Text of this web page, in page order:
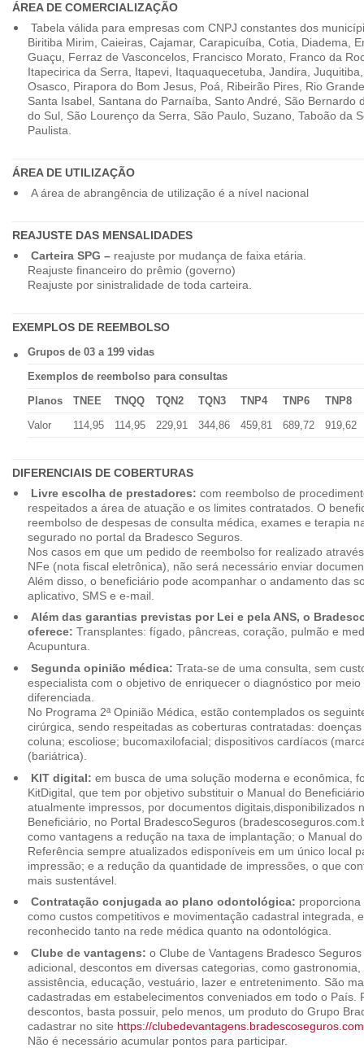
ÁREA DE COMERCIALIZAÇÃO
Tabela válida para empresas com CNPJ constantes dos
Biritiba Mirim, Caieiras, Cajamar, Carapicuíba, Cotia, Diadema,
Guaçu, Ferraz de Vasconcelos, Francisco Morato, Franco da
Itapecirica da Serra, Itapevi, Itaquaquecetuba, Jandira,
Osasco, Pirapora do Bom Jesus, Poá, Ribeirão Pires, Rio
Santa Isabel, Santana do Parnaíba, Santo André, São Bernardo
do Sul, São Lourenço da Serra, São Paulo, Suzano, Taboão da
Paulista.
ÁREA DE UTILIZAÇÃO
A área de abrangência de utilização é a nível nacional
REAJUSTE DAS MENSALIDADES
Carteira SPG –reajuste por mudança de faixa etária.
Reajuste financeiro do prêmio (governo)
Reajuste por sinistralidade de toda carteira.
EXEMPLOS DE REEMBOLSO
Grupos de 03 a 199 vidas
Exemplos de reembolso para consultas
Planos
TNEE TNQQ TQN2 TQN3 TNP4 TNP6
TNP8
Valor
114,95 114,95 229,91 344,86 459,81 689,72 919,62
DIFERENCIAIS DE COBERTURAS
Livre escolha de prestadores: com reembolso de
respeitados a área de atuação e os limites contratados. O
reembolso de despesas de consulta médica, exames e terapia
segurado no portal da Bradesco Seguros.
Nos casos em que um pedido de reembolso for realizado
NFe (nota fiscal eletrônica), não será necessário enviar
Além disso, o beneficiário pode acompanhar o andamento das
aplicativo, SMS e e-mail.
Além das garantias previstas por Lei e pela ANS, o
oferece: Transplantes: fígado, pâncreas, coração, pulmão e
Acupuntura.
Segunda opinião médica: Trata-se de uma consulta, sem
especialista com o objetivo de enriquecer o diagnóstico por
diferenciada.
No Programa 2ª Opinião Médica, estão contemplados os
cirúrgica, sendo respeitadas as coberturas contratadas:
coluna; escoliose; bucomaxilofacial; dispositivos cardíacos
(bariátrica).
KIT digital: em busca de uma solução moderna e econômica,
KitDigital, que tem por objetivo substituir o Manual do
atualmente impressos, por documentos digitais,disponibilizados
Beneficiário, no Portal BradescoSeguros
como vantagens a redução na taxa de implantação; o Manual
Referência sempre atualizados edisponíveis em um único local
impressão; e a redução da quantidade de impressões, o que
mais sustentável.
Contratação conjugada ao plano odontológica:
como custos competitivos e movimentação cadastral integrada,
reconhecido tanto na rede médica quanto na odontológica.
Clube de vantagens: o Clube de Vantagens Bradesco
adicional, descontos em diversas categorias, como
assistência, educação, vestuário, lazer e entretenimento. São
cadastradas em estabelecimentos conveniados em todo o País.
descontos, basta possuir, pelo menos, um produto do Grupo
cadastrar no site https://
Não é necessário acumular pontos para participar.